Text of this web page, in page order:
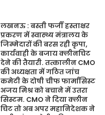
लखनऊ : बस्ती फर्जी हस्ताक्षर
प्रकरण में स्वास्थ्य मंत्रालय के
जिम्मेदारों की बरस रही कृपा,
कार्यवाही के बजाय क्लीनचिट
देने की तैयारी. तत्कालीन CMO
की अध्यक्षता में गठित जांच
कमेटी के दोषी चीफ फार्मासिस्ट
अजय मिश्र को बचाने में उतरा
सिस्टम. CMO ने दिया क्लीन
चिट तो अब अपर महानिदेशक ने